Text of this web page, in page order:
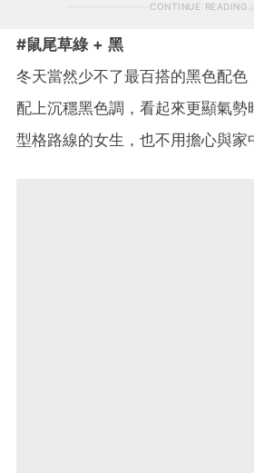
CONTINUE READING
#鼠尾草綠 + 黑
冬天當然少不了最百搭的黑色配色
配上沉穩黑色調，看起來更顯氣勢
型格路線的女生，也不用擔心與家